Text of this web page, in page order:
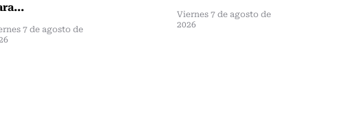
7 de agosto de
Viernes 7 de agosto de
2026